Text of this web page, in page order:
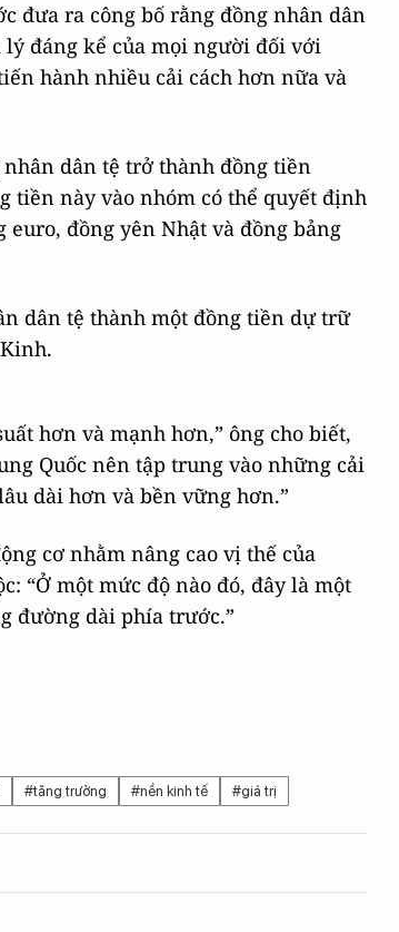
đưa ra công bố rằng đồng nhân dân
lý đáng kể của mọi người đối với
hành nhiều cải cách hơn nữa và
dân tệ trở thành đồng tiền
tiền này vào nhóm có thể quyết định
đồng yên Nhật và đồng bảng
dân tệ thành một đồng tiền dự trữ
hơn và mạnh hơn,” ông cho biết,
Quốc nên tập trung vào những cải
dài hơn và bền vững hơn.”
cơ nhằm nâng cao vị thế của
“Ở một mức độ nào đó, đây là một
đường dài phía trước.”
#tăng trưởng #nền kinh tế #giá trị